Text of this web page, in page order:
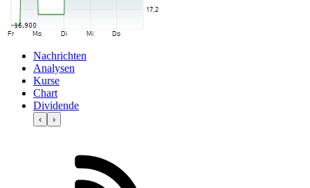
Nachrichten
Analysen
Kurse
Chart
Dividende
‹ ›